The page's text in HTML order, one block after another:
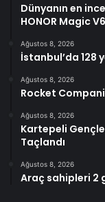
Dünyanın en
HONOR Magic
Ağustos 8, 2026
İstanbul’da 128
Ağustos 8, 2026
Rocket
Ağustos 8, 2026
Kartepeli
Taçlandı
Ağustos 8, 2026
Araç sahipleri 2